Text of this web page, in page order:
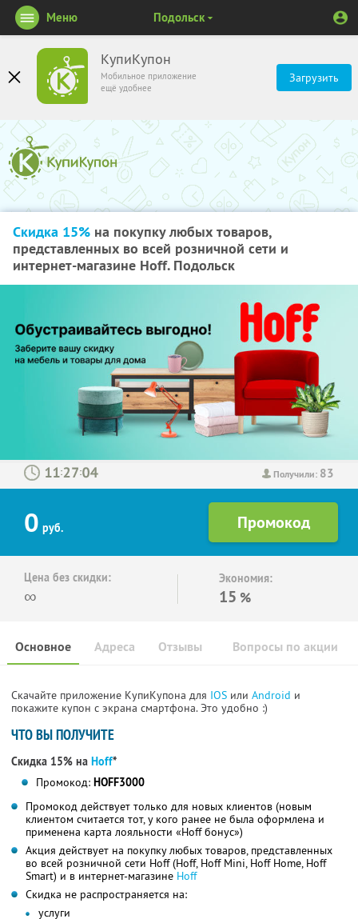
КупиКупон
Мобильное приложение
ещё удобнее
Загрузить
Меню Подольск
Скидка 15% на покупку любых товаров,
представленных во всей розничной сети и
интернет-магазине Hoff. Подольск
Получили: 83
: :
0 руб.
Цена без скидки:
∞
Экономия:
15 %
Основное Отзывы Вопросы по акции
Адреса
Скачайте приложение КупиКупона для IOS или Android и
покажите купон с экрана смартфона. Это удобно :)
ЧТО ВЫ ПОЛУЧИТЕ
Скидка 15% на Hoff*
Промокод: HOFF3000
Промокод действует только для новых клиентов (новым
клиентом считается тот, у кого ранее не была оформлена и
применена карта лояльности «Hoff бонус»)
Акция действует на покупку любых товаров, представленных
во всей розничной сети Hoff (Hoff, Hoff Mini, Hoff Home, Hoff
Smart) и в интернет-магазине Hoff
Скидка не распространяется на:
услуги